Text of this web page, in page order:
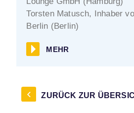
Torsten Matusch, Inhaber
Berlin (Berlin)
MEHR
ZURÜCK ZUR